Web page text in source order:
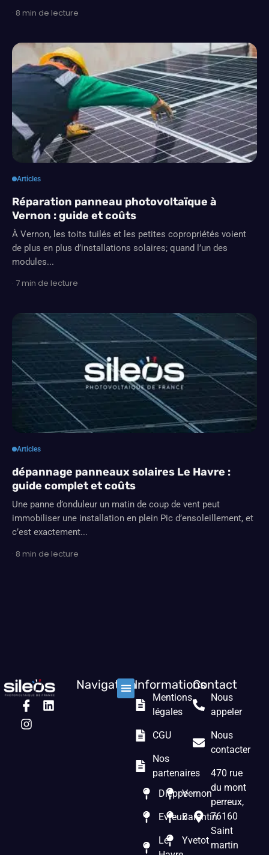
· 8 min de lecture
Articles
Réparation panneau photovoltaïque à
Vernon : guide et coûts
À Vernon, les toits tuilés et les petites copropriétés voient
de plus en plus d’installations solaires; quand l’un des
modules...
· 7 min de lecture
Articles
dépannage panneaux solaires Le Havre :
guide complet et coûts
Une panne d’onduleur un matin de coup de vent peut
immobiliser une installation en plein Pic d’ensoleillement, et
c’est exactement...
· 8 min de lecture
NavigationInformations
Mentions
légales
CGU
Nos
partenaires
Dieppe
Evreux
Le
Vernon
Barentin
Yvetot
Contact
Nous
appeler
Nous
contacter
470 rue
du mont
perreux,
76160
Saint
martin